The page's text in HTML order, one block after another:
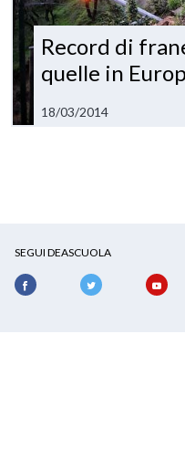
Record di
quelle in
18/03/2014
SEGUI DEASCUOLA